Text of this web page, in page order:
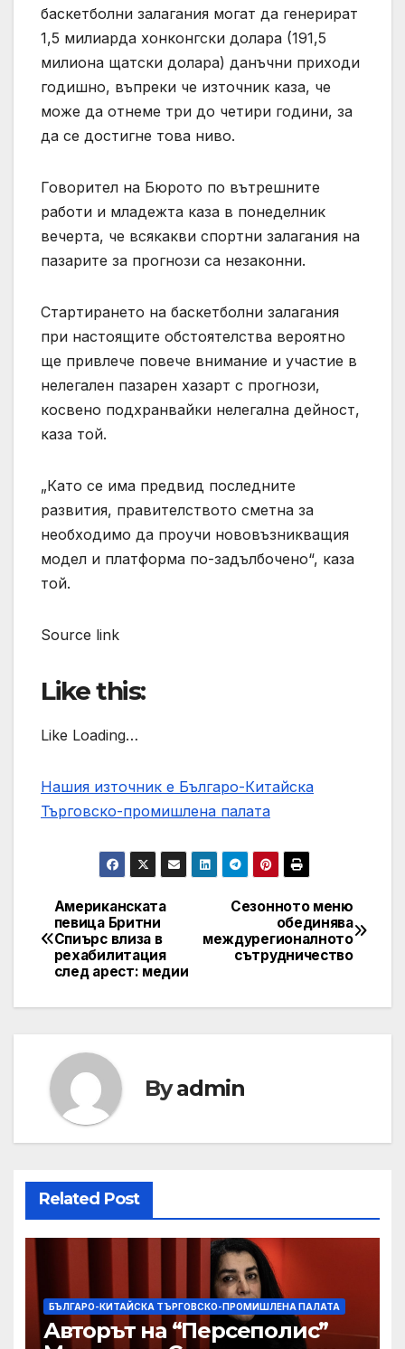
баскетболни залагания могат да генерират
1,5 милиарда хонконгски долара (191,5
милиона щатски долара) данъчни приходи
годишно, въпреки че източник каза, че
може да отнеме три до четири години, за
да се достигне това ниво.
Говорител на Бюрото по вътрешните
работи и младежта каза в понеделник
вечерта, че всякакви спортни залагания на
пазарите за прогнози са незаконни.
Стартирането на баскетболни залагания
при настоящите обстоятелства вероятно
ще привлече повече внимание и участие в
нелегален пазарен хазарт с прогнози,
косвено подхранвайки нелегална дейност,
каза той.
„Като се има предвид последните
развития, правителството сметна за
необходимо да проучи нововъзникващия
модел и платформа по-задълбочено“, каза
той.
Source link
Like this:
Like Loading…
Нашия източник е Българо-Китайска
Търговско-промишлена палaта
Post
navigation
Сезонното меню
обединява
междурегионалното
сътрудничество
Американската
певица Бритни
Спиърс влиза в
рехабилитация
след арест: медии
Byadmin
Related Post
БЪЛГАРО-КИТАЙСКА ТЪРГОВСКО-ПРОМИШЛЕНА ПАЛАТА
Авторът на “Персеполис”